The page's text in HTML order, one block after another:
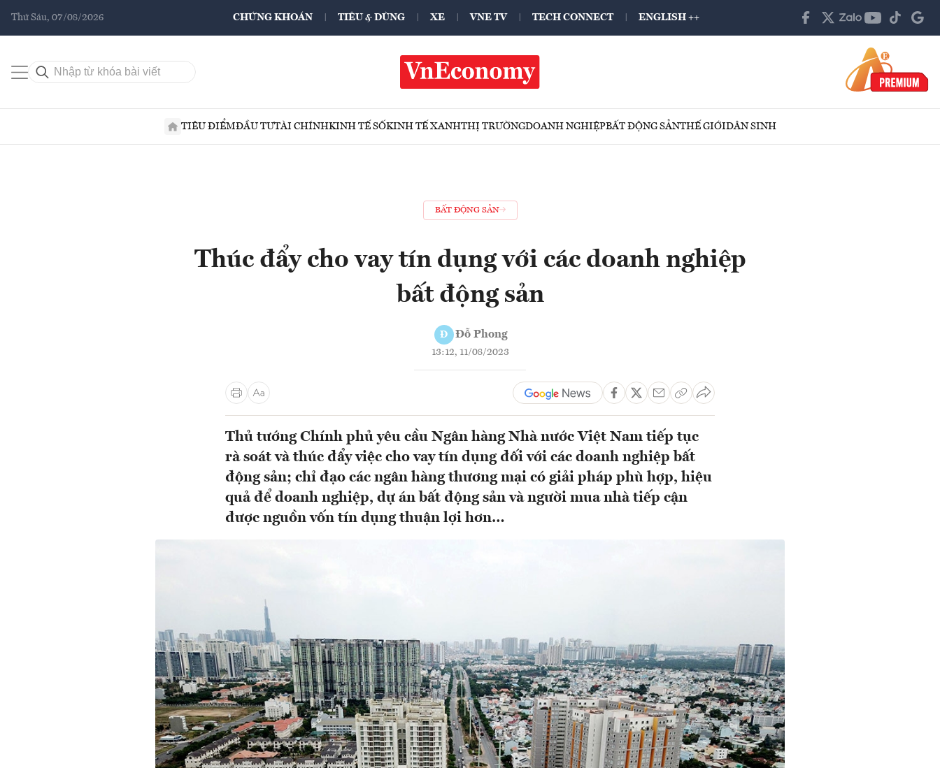
Thứ Sáu, 07/08/2026 CHỨNG KHOÁN TIÊU & DÙNG XE VNE TV TECH CONNECT ENGLISH ++
TIÊU ĐIỂMĐẦU TƯTÀI CHÍNHKINH TẾ SỐKINH TẾ XANHTHỊ TRƯỜNGDOANH NGHIỆPBẤT ĐỘNG SẢNTHẾ GIỚIDÂN SINH
BẤT ĐỘNG SẢN
Thúc đẩy cho vay tín dụng với các doanh nghiệp
bất động sản
Đ Đỗ Phong
13:12, 11/08/2023
Thủ tướng Chính phủ yêu cầu Ngân hàng Nhà nước Việt Nam tiếp tục
rà soát và thúc đẩy việc cho vay tín dụng đối với các doanh nghiệp bất
động sản; chỉ đạo các ngân hàng thương mại có giải pháp phù hợp, hiệu
quả để doanh nghiệp, dự án bất động sản và người mua nhà tiếp cận
được nguồn vốn tín dụng thuận lợi hơn…